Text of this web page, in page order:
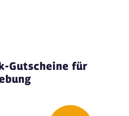
Gutscheine für